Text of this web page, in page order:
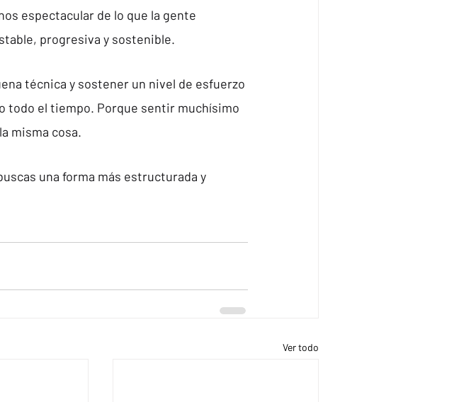
espectacular de lo que la gente
progresiva y sostenible.
técnica y sostener un nivel de esfuerzo
todo el tiempo. Porque sentir muchísimo
misma cosa.
una forma más estructurada y
Ver todo